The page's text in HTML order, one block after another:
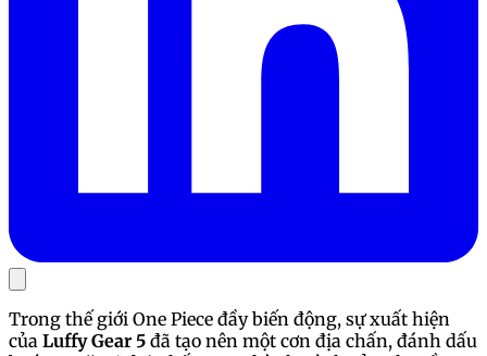
Trong thế giới One Piece đầy biến động, sự xuất hiện
của Luffy Gear 5 đã tạo nên một cơn địa chấn, đánh dấu